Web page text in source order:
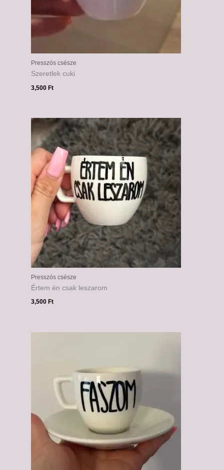
Presszós csésze
Szeretlek cuki
3,500Ft
Presszós csésze
Értem én csak leszarom
3,500 Ft